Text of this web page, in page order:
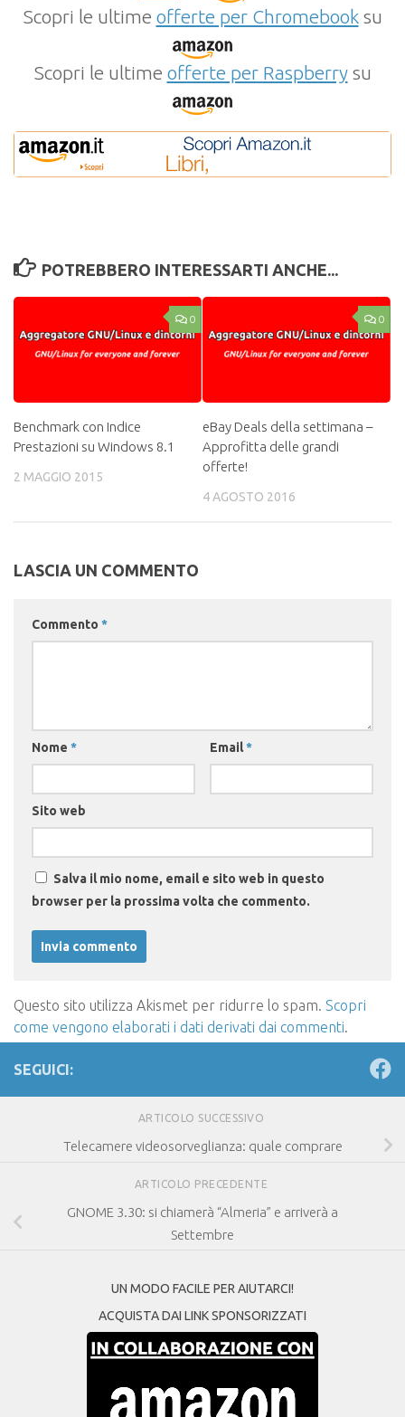
Scopri le ultime offerte per Chromebooksu
Scopri le ultime offerte per Raspberrysu
POTREBBERO INTERESSARTI ANCHE...
0
Benchmark con Indice
Prestazioni su Windows 8.1
2 MAGGIO 2015
0
eBay Deals della settimana –
Approfitta delle grandi
offerte!
4 AGOSTO 2016
LASCIA UN COMMENTO
Commento *
Nome * Email*
Sito web
Salva il mio nome, email e sito web in questo
browser per la prossima volta che commento.
Questo sito utilizza Akismet per ridurre lo spam. Scopri
come vengono elaborati i dati derivati dai commenti
SEGUICI:
ARTICOLO SUCCESSIVO
Telecamere videosorveglianza: quale comprare
ARTICOLO PRECEDENTE
GNOME 3.30: si chiamerà “Almeria” e arriverà a
Settembre
UN MODO FACILE PER AIUTARCI!
ACQUISTA DAI LINK SPONSORIZZATI